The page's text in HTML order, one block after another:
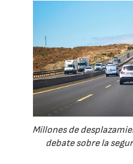
Millones de
debate sobre la